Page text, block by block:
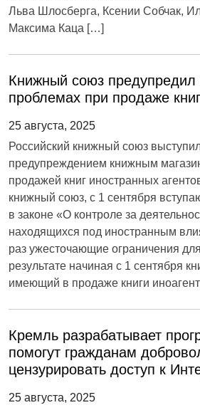
Льва Шлосберга, Ксении Собчак,
Максима Каца […]
Книжный союз
проблемах при продаже
25 августа, 2025
Российский книжный союз
предупреждением книжным
продажей книг иностранных
книжный союз, с 1 сентября
в законе «О контроле за
находящихся под иностранным
раз ужесточающие ограничения
результате начиная с 1 сентября
имеющий в продаже книги
Кремль разрабатывает
помогут гражданам
цензурировать доступ к
25 августа, 2025